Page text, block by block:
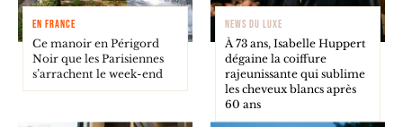
EN FRANCE
Ce manoir en Périgord
Noir que les Parisiennes
s’arrachent le week-end
NEWS DU LUXE
À 73 ans, Isabelle Huppert
dégaine la coiffure
rajeunissante qui sublime
les cheveux blancs après
60 ans